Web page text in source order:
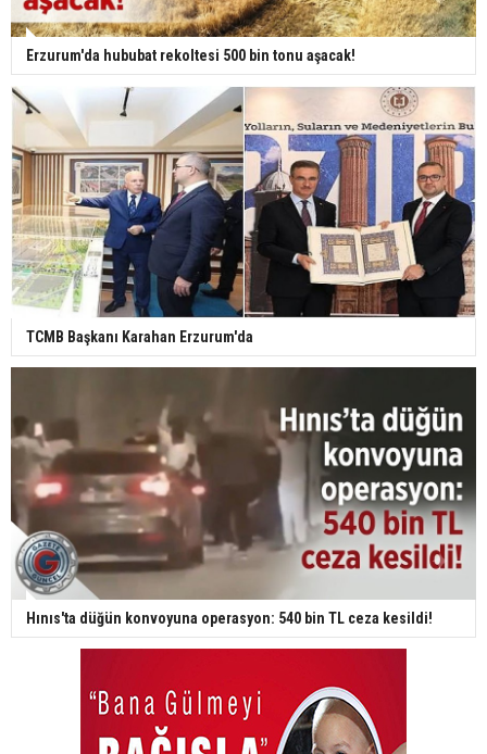
Erzurum'da hububat rekoltesi 500 bin tonu aşacak!
TCMB Başkanı Karahan Erzurum'da
Hınıs'ta düğün konvoyuna operasyon: 540 bin TL ceza kesildi!